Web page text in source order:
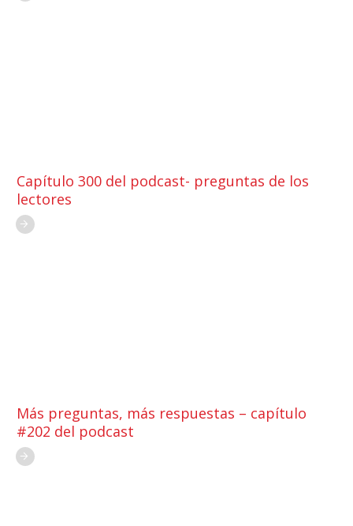
Capítulo 300 del podcast- preguntas de los
lectores
Más preguntas, más respuestas – capítulo
#202 del podcast